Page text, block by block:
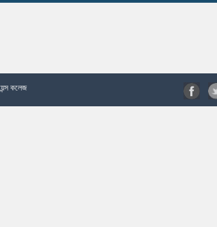
কলেজ